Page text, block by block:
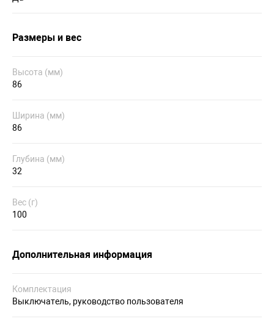
Размеры и вес
Высота (мм)
86
Ширина (мм)
86
Глубина (мм)
32
Вес (г)
100
Дополнительная информация
Комплектация
Выключатель, руководство пользователя